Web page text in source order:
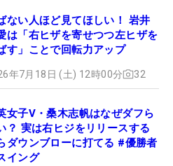
ない人ほど見てほしい！ 岩井
は「右ヒザを寄せつつ左ヒザを
す」ことで回転力アップ
年7月18日 (土) 12時00分 32
女子V・桑木志帆はなぜダフら
？ 実は右ヒジをリリースする
ダウンブローに打てる #優勝者
イング